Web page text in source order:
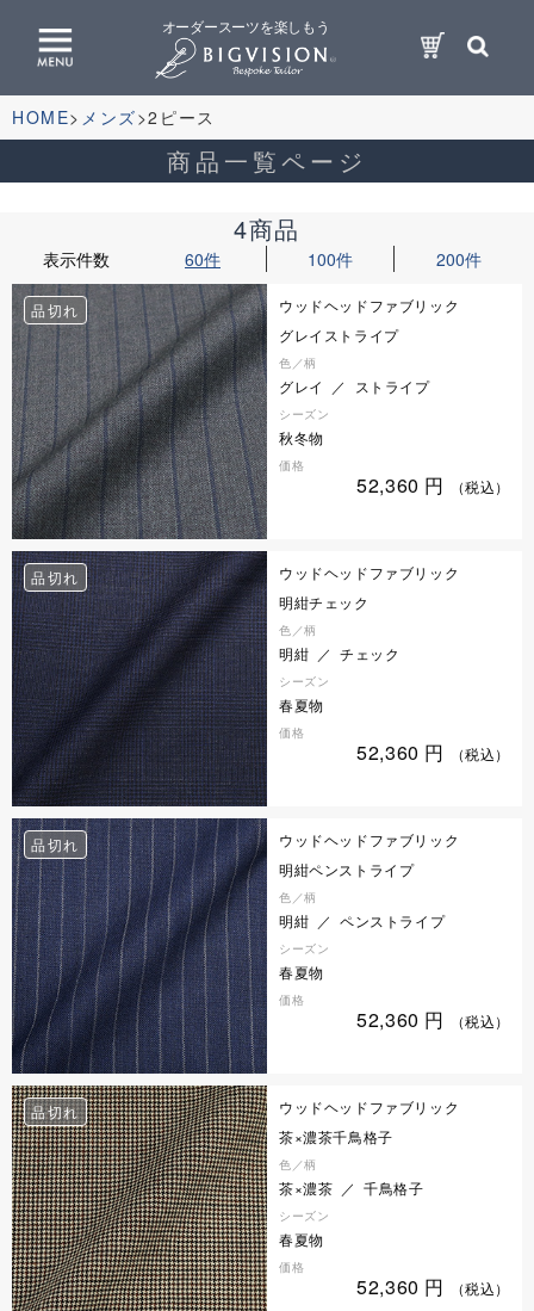
オーダースーツを楽しもう
HOME メンズ 2ピース
商品一覧ページ
4商品
表示件数 60件 100件 200件
品切れ
ウッドヘッドファブリック
グレイストライプ
色／柄
グレイ ／ ストライプ
シーズン
秋冬物
価格
52,360 円 （税込）
品切れ
ウッドヘッドファブリック
明紺チェック
色／柄
明紺 ／ チェック
シーズン
春夏物
価格
52,360 円 （税込）
品切れ
ウッドヘッドファブリック
明紺ペンストライプ
色／柄
明紺 ／ ペンストライプ
シーズン
春夏物
価格
52,360 円 （税込）
品切れ
ウッドヘッドファブリック
茶×濃茶千鳥格子
色／柄
茶×濃茶 ／ 千鳥格子
シーズン
春夏物
価格
52,360 円 （税込）